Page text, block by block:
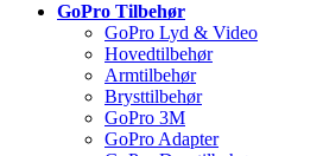
GoPro Tilbehør
GoPro Lyd & Video
Hovedtilbehør
Armtilbehør
Brysttilbehør
GoPro 3M
GoPro Adapter